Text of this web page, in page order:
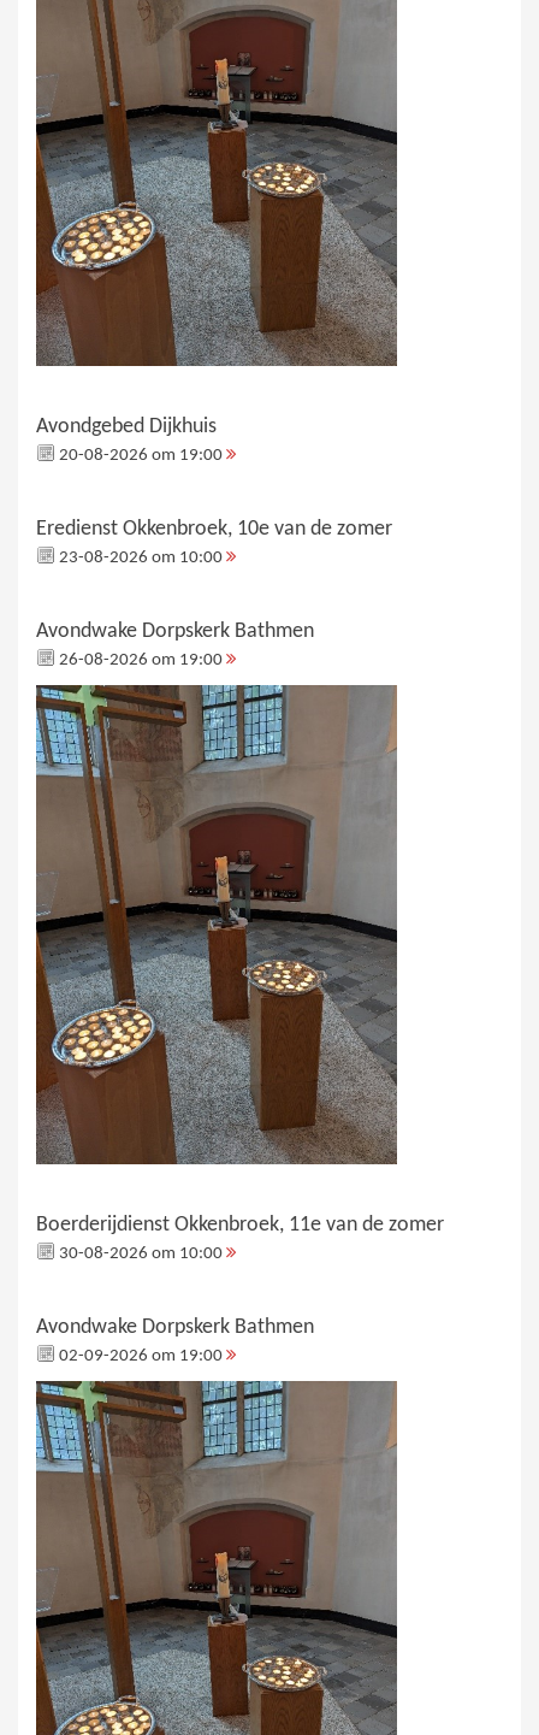
Avondgebed Dijkhuis
20-08-2026 om 19:00
Eredienst Okkenbroek, 10e van de zomer
23-08-2026 om 10:00
Avondwake Dorpskerk Bathmen
26-08-2026 om 19:00
Boerderijdienst Okkenbroek, 11e van de zomer
30-08-2026 om 10:00
Avondwake Dorpskerk Bathmen
02-09-2026 om 19:00